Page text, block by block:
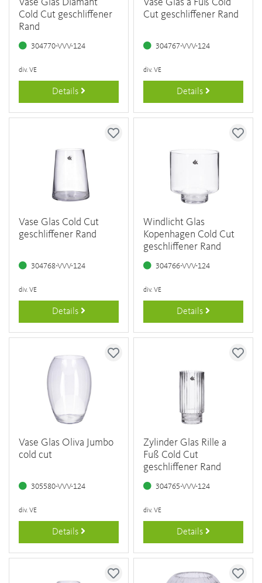
Vase Glas Diamant
Cold Cut geschliffener
Rand
304770-VVV-124
div. VE
Details
Vase Glas a Fuß Cold
Cut geschliffener Rand
304767-VVV-124
div. VE
Details
Vase Glas Cold Cut
geschliffener Rand
304768-VVV-124
div. VE
Details
Windlicht Glas
Kopenhagen Cold Cut
geschliffener Rand
304766-VVV-124
div. VE
Details
Vase Glas Oliva Jumbo
cold cut
305580-VVV-124
div. VE
Details
Zylinder Glas Rille a
Fuß Cold Cut
geschliffener Rand
304765-VVV-124
div. VE
Details